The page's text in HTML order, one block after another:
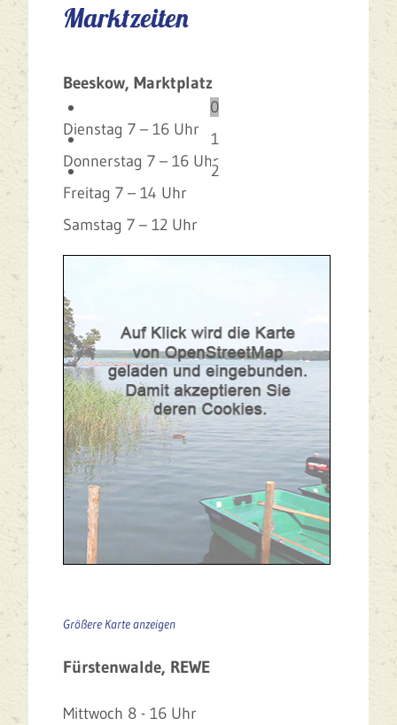
0
1
2
Marktzeiten
Beeskow, Marktplatz
Dienstag 7 – 16 Uhr
Donnerstag 7 – 16 Uhr
Freitag 7 – 14 Uhr
Samstag 7 – 12 Uhr
Größere Karte anzeigen
Fürstenwalde, REWE
Mittwoch 8 - 16 Uhr